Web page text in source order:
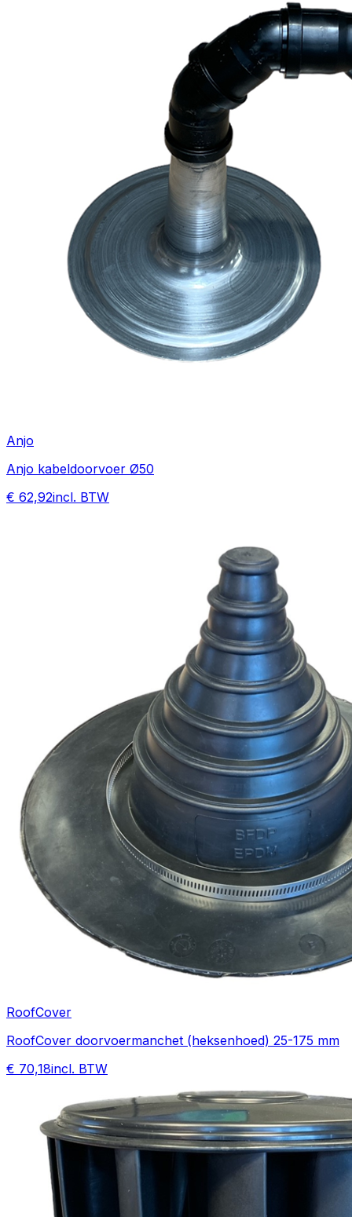
Anjo
Anjo kabeldoorvoer Ø50
€ 62,92incl. BTW
RoofCover
RoofCover doorvoermanchet (heksenhoed) 25-175 mm
€ 70,18incl. BTW